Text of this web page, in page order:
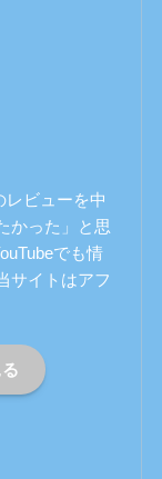
レビューを中
かった」と思
でも情
サイトはアフ